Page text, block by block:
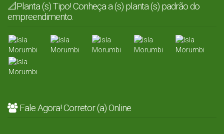
📐Planta (s) Tipo! Conheça a (s) planta (s) padrão do
empreendimento.
Fale Agora! Corretor (a) Online